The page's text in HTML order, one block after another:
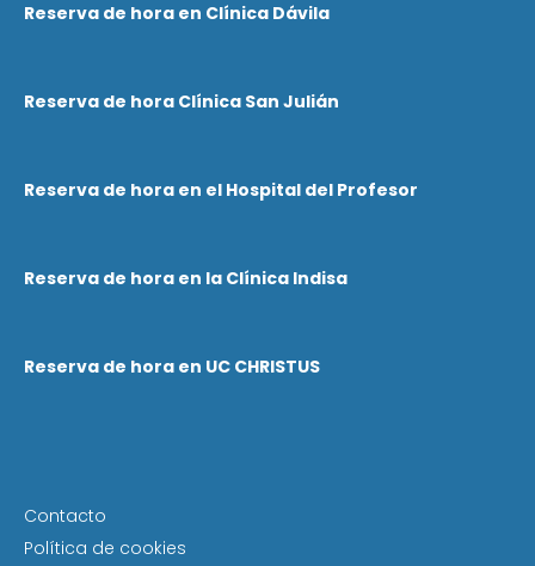
Reserva de hora en Clínica Dávila
Reserva de hora Clínica San Julián
Reserva de hora en el Hospital del Profesor
Reserva de hora en la Clínica Indisa
Reserva de hora en UC CHRISTUS
Contacto
Política de cookies